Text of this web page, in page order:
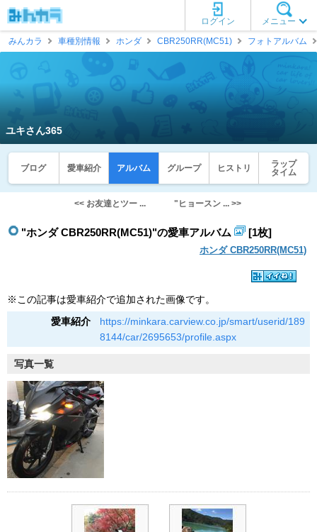
メニュー
ログイン
みんカラ
車種別情報 ホンダ CBR250RR(MC51) フォトアルバム
ユキさん365
ブログ 愛車紹介 アルバム グループ ヒストリ
ラップ
タイム
<< お友達とツー ... "ヒョースン ... >>
"ホンダ CBR250RR(MC51)"の愛車アルバム [1枚]
ホンダ CBR250RR(MC51)
※この記事は愛車紹介で追加された画像です。
愛車紹介
https://minkara.carview.co.jp/smart/userid/189
8144/car/2695653/profile.aspx
写真一覧